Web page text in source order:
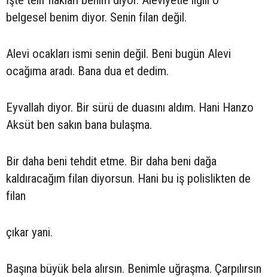
belgesel benim diyor. Senin filan değil.
Alevi ocakları ismi senin değil. Beni bugün Alevi
ocağıma aradı. Bana dua et dedim.
Eyvallah diyor. Bir sürü de duasını aldım. Hani Hanzo
Aksüt ben sakın bana bulaşma.
Bir daha beni tehdit etme. Bir daha beni dağa
kaldıracağım filan diyorsun. Hani bu iş polislikten de
filan
çıkar yani.
Başına büyük bela alırsın. Benimle uğraşma. Çarpılırsın